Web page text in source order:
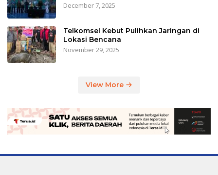
December 7, 2025
Telkomsel Kebut Pulihkan Jaringan di
Lokasi Bencana
November 29, 2025
View More